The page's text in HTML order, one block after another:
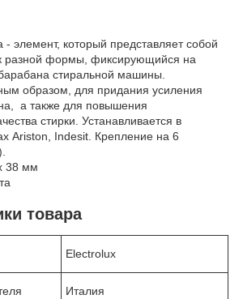
- элемент, который представляет собой
разной формы, фиксирующийся на
стиральной машины.
образом, для придания усиления
а также для повышения
стирки. Устанавливается в
Ariston, Indesit. Крепление на 6
38 мм
товара
Electrolux
Италия